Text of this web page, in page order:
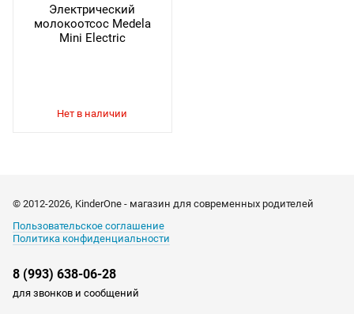
Электрический
молокоотсос Medela
Mini Electric
© 2012-2026, KinderOne - магазин для современных родителей
Пользовательское соглашение
Политика конфиденциальности
8 (993) 638-06-28
для звонков и сообщений